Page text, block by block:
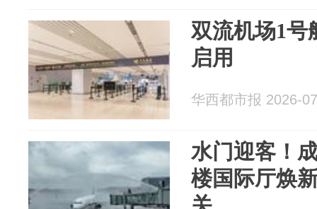
双流机场1号
启用
华西都市报 2026-
水门迎客！
楼国际厅焕